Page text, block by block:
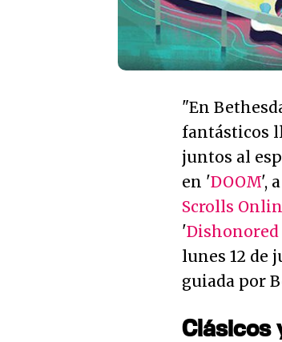
"En
fantásticos
juntos al
en 'DOOM',
Scrolls
'Dishonored
lunes 12 de
guiada por
Clásicos